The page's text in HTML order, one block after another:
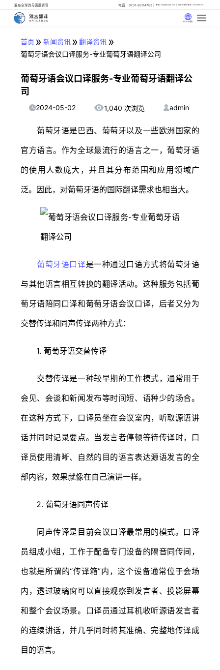
遍布全球的母语翻译官 电话：0731-85114762 邮箱: info@artlangs.com 24小时翻译管家: 18142666316
中文 (中国)
首页 » 新闻资讯» 翻译资讯 »
葡萄牙语会议口译服务-专业葡萄牙语翻译公司
葡萄牙语会议口译服务-专业葡萄牙语翻译公
司
2024-05-02 1,040 次浏览 admin
葡萄牙语是巴西、葡萄牙以及一些欧洲国家的
官方语言。作为全球最流行的语言之一，葡萄牙语
的使用人数庞大，并且其分布范围和应用领域广
泛。因此，对葡萄牙语的国际翻译需求也相当大。
葡萄牙语口译是一种通过口语方式将葡萄牙语
与其他语言相互转换的翻译活动。这种服务包括葡
萄牙语陪同口译和葡萄牙语会议口译，后者又分为
交替传译和同声传译两种方式：
1. 葡萄牙语交替传译
交替传译是一种较早期的工作模式，通常用于
会见、会谈和新闻发布等时间短、语种少的场合。
在这种方式下，口译员坐在会议室内，听取源语讲
话并同时记录要点。当发言者停顿等待传译时，口
译员使用清晰、自然的目的语言表达源语发言的全
部内容，效果就像在自己演讲一样。
2. 葡萄牙语同声传译
同声传译是目前会议口译最常用的模式。口译
员组成小组，工作于配备专门设备的隔音同传间，
也就是所谓的“传译箱”内，这个设备通常位于会场
内，透过玻璃窗可以直接观察到发言者、投影屏幕
和整个会议场景。口译员通过耳机收听源语发言者
的连续讲话，并几乎同时将其准确、完整地传译成
目的语言。